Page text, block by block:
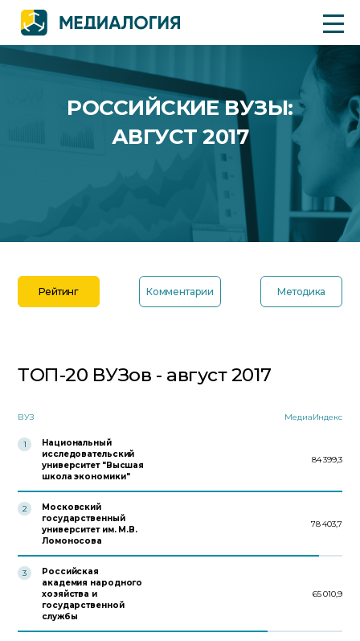
РОССИЙСКИЕ ВУЗЫ:
АВГУСТ 2017
Рейтинг Комментарии Методика
ТОП-20 ВУЗов - август 2017
ВУЗ МедиаИндекс
1
Национальный
исследовательский
университет "Высшая
школа экономики"
84 399,3
2
Московский
государственный
университет им. М.В.
Ломоносова
78 403,7
3
Российская
академия народного
хозяйства и
государственной
службы
65 010,9